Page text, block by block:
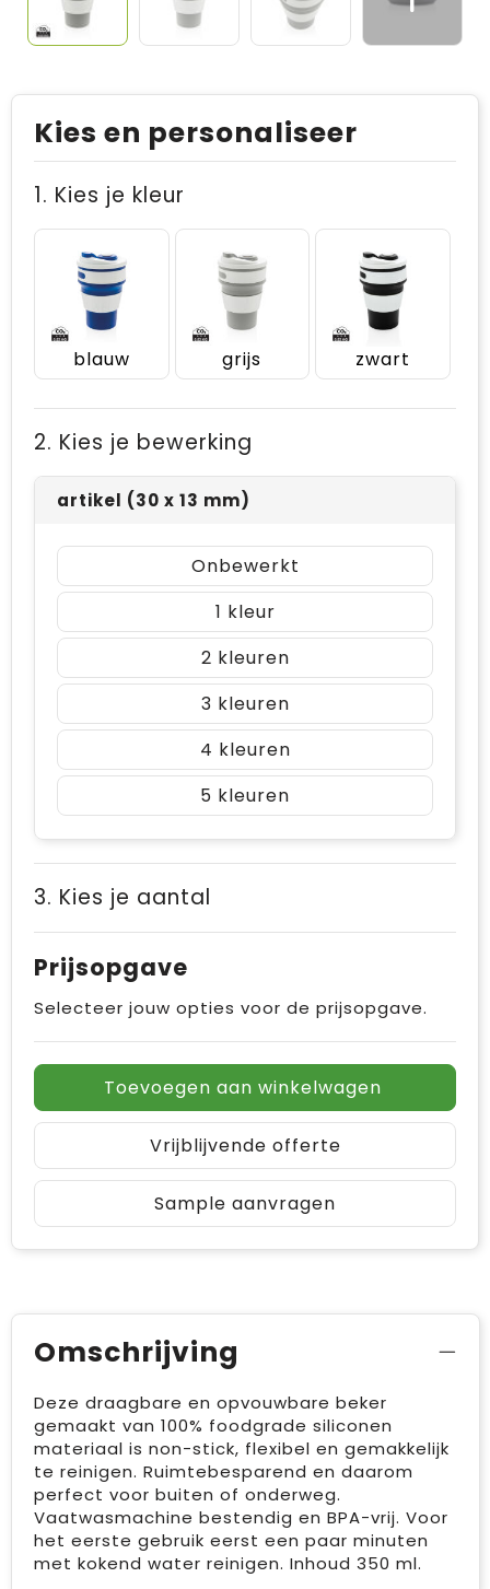
Kies en personaliseer
1. Kies je kleur
blauw grijs zwart
2. Kies je bewerking
artikel (30 x 13 mm)
Onbewerkt
1
2
3
4
5
3. Kies je aantal
Prijsopgave
Selecteer jouw opties voor de prijsopgave.
Toevoegen aan winkelwagen
Vrijblijvende offerte
Sample aanvragen
Omschrijving
Deze draagbare en opvouwbare beker
gemaakt van 100% foodgrade siliconen
materiaal is non-stick, flexibel en gemakkelijk
te reinigen. Ruimtebesparend en daarom
perfect voor buiten of onderweg.
Vaatwasmachine bestendig en BPA-vrij. Voor
het eerste gebruik eerst een paar minuten
met kokend water reinigen. Inhoud 350 ml.